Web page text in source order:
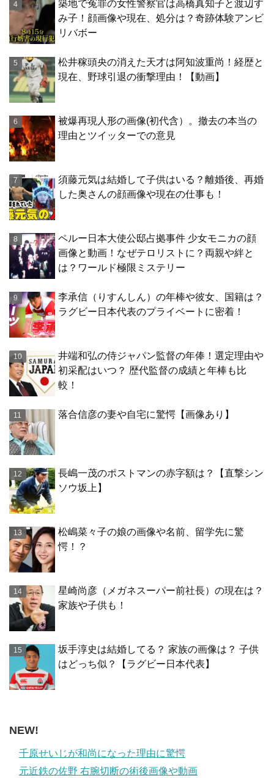
築地で冤罪の女性警察官は高橋真知子と渡辺す
み子！顔画像や現在、処分は？奇跡体験アンビ
リバボー
松井稼頭央の消えた天才は阿知波重尚！経歴と
現在、野球引退の衝撃理由！【動画】
被爆再現人形の画像(初代含）。撤去の本当の
理由とツイッターでの意見
須藤元気は結婚して子供はいる？離婚後、再婚
した奥さんの顔画像や現在の仕事も！
ペルー日本大使公邸占拠事件 少女モニカの顔
画像と動画！なぜテロリストに？両親や絆と
は？ワールド極限ミステリー
李承信（りすんしん）の年棒や彼女、国籍は？
ラグビー日本代表のプライベートに密着！
井端和弘の侍ジャパン監督の年俸！選定理由や
初采配はいつ？ 歴代監督の成績と年棒も比
較！
落合信彦の妻や自宅に驚愕【画像あり】
長嶋一茂のポストマンの赤字額は？【直撃シン
ソウ坂上】
松嶋菜々子の娘の画像や名前、留学先に驚
愕！？
星崎尚彦（メガネスーパー前社長）の現在は？
家族や子供も！
坂手淳史は結婚してる？ 家族の画像は？ 子供
はどっち似？【ラグビー日本代表】
NEW!
千原せいじが和尚になった理由に驚愕
元近鉄の佐野 右腕切断の術後画像や動画